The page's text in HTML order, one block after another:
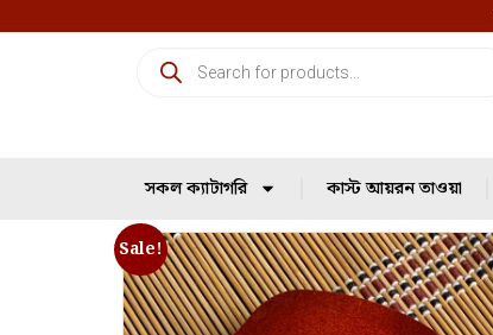
সকল ক্যাটাগরি কাস্ট আয়রন তাওয়া
Sale!